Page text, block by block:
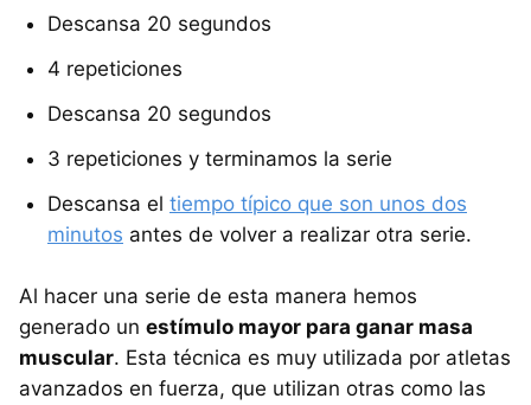
Descansa 20 segundos
4 repeticiones
Descansa 20 segundos
3 repeticiones y terminamos la serie
Descansa el tiempo típico que son unos dos
minutos antes de volver a realizar otra serie.
Al hacer una serie de esta manera hemos
generado un estímulo mayor para ganar masa
muscular. Esta técnica es muy utilizada por atletas
avanzados en fuerza, que utilizan otras como las